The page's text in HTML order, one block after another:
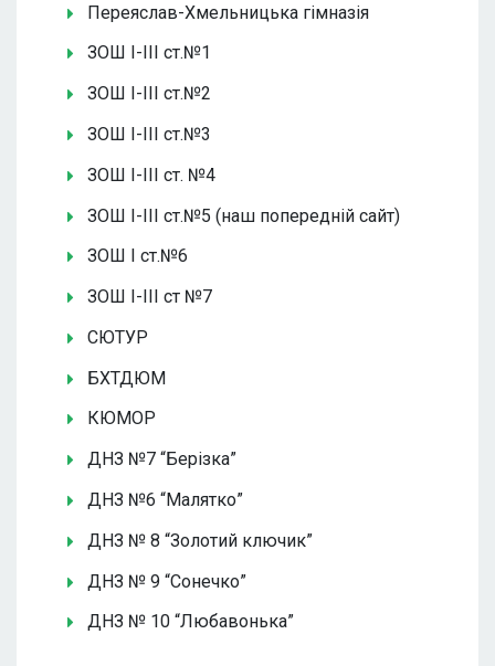
Переяслав-Хмельницька гімназія
ЗОШ І-ІІІ ст.№1
ЗОШ І-ІІІ ст.№2
ЗОШ І-ІІІ ст.№3
ЗОШ І-ІІІ ст. №4
ЗОШ І-ІІІ ст.№5 (наш попередній сайт)
ЗОШ І ст.№6
ЗОШ І-ІІІ ст №7
СЮТУР
БХТДЮМ
КЮМОР
ДНЗ №7 “Берізка”
ДНЗ №6 “Малятко”
ДНЗ № 8 “Золотий ключик”
ДНЗ № 9 “Сонечко”
ДНЗ № 10 “Любавонька”